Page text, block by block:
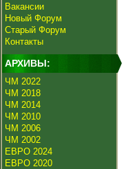
Вакансии
Новый Форум
Старый Форум
Контакты
АРХИВЫ:
ЧМ 2022
ЧМ 2018
ЧМ 2014
ЧМ 2010
ЧМ 2006
ЧМ 2002
ЕВРО 2024
ЕВРО 2020